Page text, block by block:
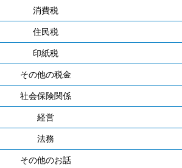
消費税
住民税
印紙税
その他の税金
社会保険関係
経営
法務
その他のお話